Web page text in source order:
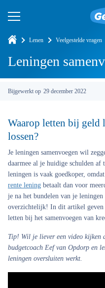
Lenen Veelgestelde vragen
Leningen
Bijgewerkt op 29 december 2022
Waarop letten bij geld
lossen?
Je leningen samenvoegen wil
daarmee al je huidige schulden af
leningen is vaak goedkoper,
rente lening betaalt dan voor
je na het bundelen van je
overzichtelijk! In dit artikel geven
letten bij het samenvoegen van
Tip! Wil je liever een video kijken
budgetcoach Eef van Opdorp en
leningen oversluiten werkt.